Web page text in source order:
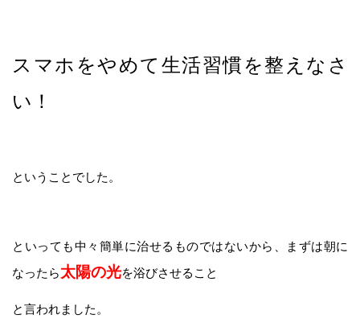
スマホをやめて生活習慣を整えなさ
い！
ということでした。
といっても中々簡単に治せるものではないから、まずは朝に
なったら太陽の光を浴びさせること
と言われました。